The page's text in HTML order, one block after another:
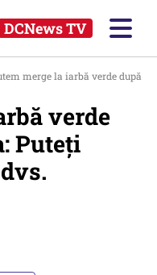
DCNews TV
merge la iarbă verde după
verde
Puteți